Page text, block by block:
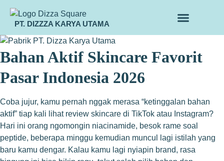
PT. DIZZZA KARYA UTAMA
Bahan Aktif Skincare Favorit
Pasar Indonesia 2026
Coba jujur, kamu pernah nggak merasa “ketinggalan bahan
aktif” tiap kali lihat review skincare di TikTok atau Instagram?
Hari ini orang ngomongin niacinamide, besok rame soal
peptide, beberapa minggu kemudian muncul lagi istilah yang
baru kamu dengar. Kalau kamu lagi nyiapin brand, rasa